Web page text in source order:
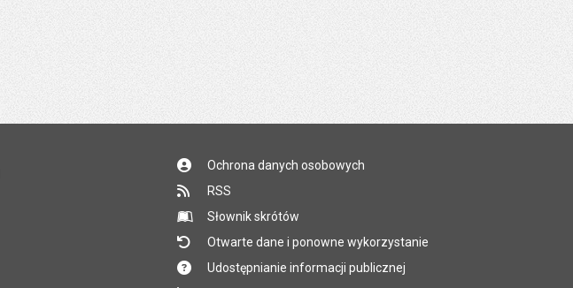
Ochrona danych osobowych
RSS
Słownik skrótów
Otwarte dane i ponowne wykorzystanie
Udostępnianie informacji publicznej